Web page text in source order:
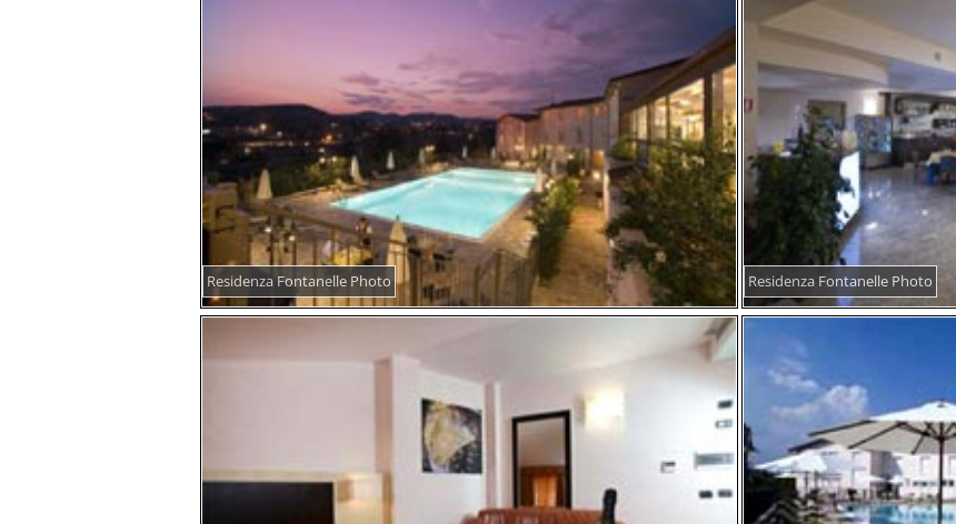
Residenza Fontanelle Photo Residenza Fontanelle Photo